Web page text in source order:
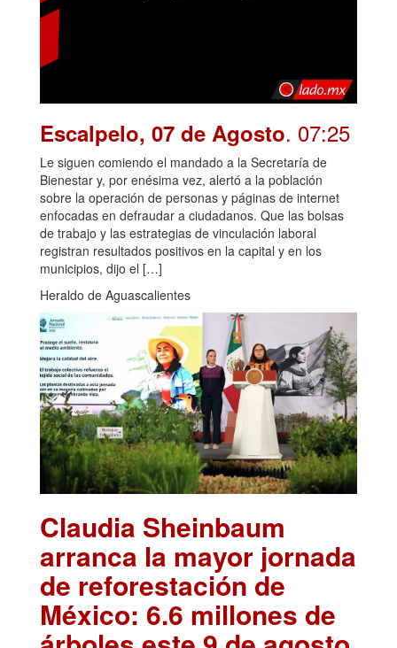
Escalpelo, 07 de Agosto. 07:25
Le siguen comiendo el mandado a la Secretaría de
Bienestar y, por enésima vez, alertó a la población
sobre la operación de personas y páginas de internet
enfocadas en defraudar a ciudadanos. Que las bolsas
de trabajo y las estrategias de vinculación laboral
registran resultados positivos en la capital y en los
municipios, dijo el […]
Heraldo de Aguascalientes
Claudia Sheinbaum
arranca la mayor jornada
de reforestación de
México: 6.6 millones de